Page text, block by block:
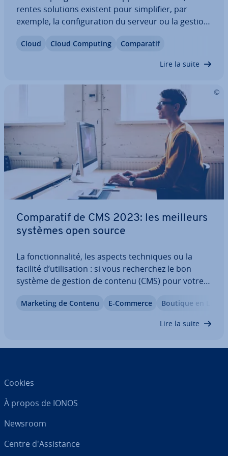
rentes solutions existent pour sim­pli­fier, par
exemple, la con­fi­gu­ra­tion du serveur ou la gestion
ad­mi­nis­tra­tive disparaît presque com­plè­te­ment,
Cloud Cloud Computing Com­pa­ra­tif
Lire la suite
Com­pa­ra­tif de CMS 2023: les meilleurs
systèmes open source
La fonc­tion­na­lité, les aspects tech­niques ou la
facilité d’uti­li­sa­tion : si vous re­cher­chez le bon
système de gestion de contenu (CMS) pour votre
facteurs. Un même système peut être utilisé pour
Marketing de Contenu E-Commerce Boutique en Ligne
Lire la suite
Cookies
À propos de IONOS
Newsroom
Centre d'As­sis­tance